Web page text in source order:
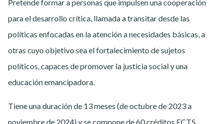
Pretende formar a personas que impulsen una cooperación
para el desarrollo crítica, llamada a transitar desde las
políticas enfocadas en la atención a necesidades básicas, a
otras cuyo objetivo sea el fortalecimiento de sujetos
políticos, capaces de promover la justicia social y una
educación emancipadora.
Tiene una duración de 13 meses (de octubre de 2023 a
noviembre de 2024) y se compone de 60 créditos ECTS